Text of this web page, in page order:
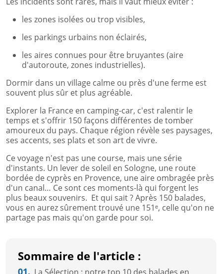
les zones isolées ou trop visibles,
les parkings urbains non éclairés,
les aires connues pour être bruyantes (aire
d'autoroute, zones industrielles).
Dormir dans un village calme ou près d'une ferme est
souvent plus sûr et plus agréable.
Explorer la France en camping-car, c'est ralentir le
temps et s'offrir 150 façons différentes de tomber
amoureux du pays. Chaque région révèle ses paysages,
ses accents, ses plats et son art de vivre.
Ce voyage n'est pas une course, mais une série
d'instants. Un lever de soleil en Sologne, une route
bordée de cyprès en Provence, une aire ombragée près
d'un canal… Ce sont ces moments-là qui forgent les
plus beaux souvenirs. Et qui sait ? Après 150 balades,
vous en aurez sûrement trouvé une 151ᵉ, celle qu'on ne
partage pas mais qu'on garde pour soi.
Sommaire de l'article :
01.